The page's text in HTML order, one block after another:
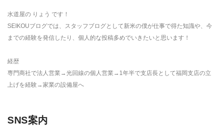
水道屋の りょう です！
SEIKOUブログでは、スタッフブログとして新米の僕が仕事で得た知識や、今
までの経験を発信したり、個人的な投稿多めでいきたいと思います！
経歴
専門商社で法人営業→光回線の個人営業→1年半で支店長として福岡支店の立
上げを経験→家業の設備屋へ
SNS案内